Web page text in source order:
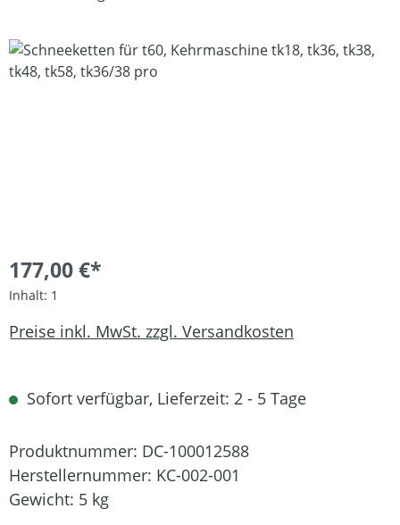
Bildergalerie überspringen
177,00 €*
Inhalt: 1
Preise inkl. MwSt. zzgl. Versandkosten
Sofort verfügbar, Lieferzeit: 2 - 5 Tage
Produktnummer: DC-100012588
Herstellernummer: KC-002-001
Gewicht: 5 kg